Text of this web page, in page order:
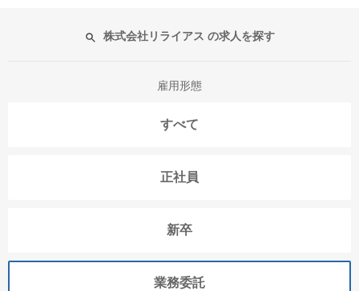
株式会社リライアス の求人を探す
雇用形態
すべて
正社員
新卒
業務委託